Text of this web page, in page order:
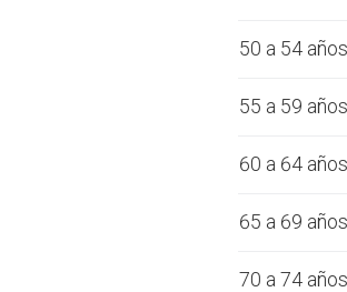
50 a 54 años
55 a 59 años
60 a 64 años
65 a 69 años
70 a 74 años